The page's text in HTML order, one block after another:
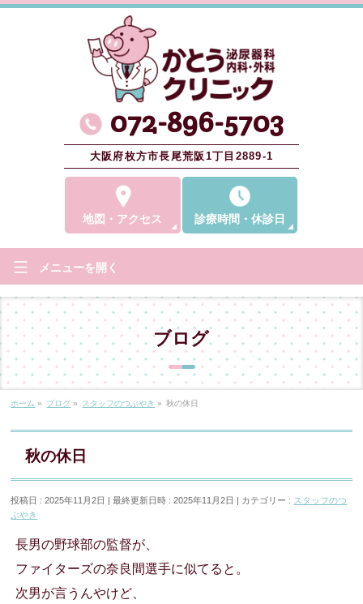
072-896-5703
大阪府枚方市長尾荒阪1丁目2889-1
地図 ・ アクセス 診療時間 ・休診日
メニューを開く
ブログ
ホーム » ブログ » スタッフのつぶやき » 秋の休日
秋の休日
投稿日 : 2025年11月2日 最終更新日時 : 2025年11月2日 カテゴリー : スタッフのつ
ぶやき
長男の野球部の監督が、
ファイターズの奈良間選手に似てると。
次男が言うんやけど、